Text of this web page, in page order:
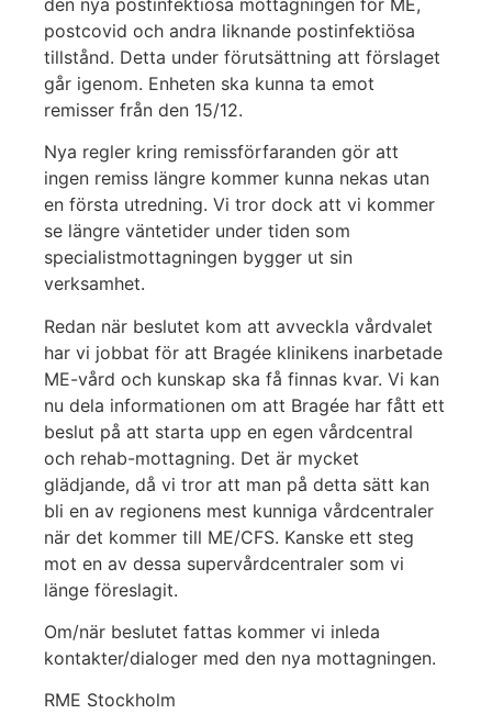
postcovid och andra liknande postinfektiösa
tillstånd. Detta under förutsättning att förslaget
går igenom. Enheten ska kunna ta emot
remisser från den 15/12.
Nya regler kring remissförfaranden gör att
ingen remiss längre kommer kunna nekas utan
en första utredning. Vi tror dock att vi kommer
se längre väntetider under tiden som
specialistmottagningen bygger ut sin
verksamhet.
Redan när beslutet kom att avveckla vårdvalet
har vi jobbat för att Bragée klinikens inarbetade
ME-vård och kunskap ska få finnas kvar. Vi kan
nu dela informationen om att Bragée har fått ett
beslut på att starta upp en egen vårdcentral
och rehab-mottagning. Det är mycket
glädjande, då vi tror att man på detta sätt kan
bli en av regionens mest kunniga vårdcentraler
när det kommer till ME/CFS. Kanske ett steg
mot en av dessa supervårdcentraler som vi
länge föreslagit.
Om/när beslutet fattas kommer vi inleda
kontakter/dialoger med den nya mottagningen.
RME Stockholm